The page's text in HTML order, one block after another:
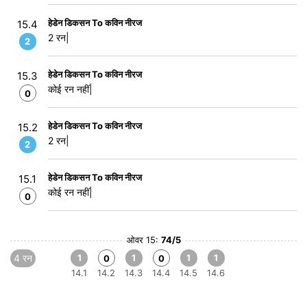
15.4
2
हेडेन डिकसन To कविन नीरज
2 रन|
15.3
0
हेडेन डिकसन To कविन नीरज
कोई रन नहीं|
15.2
2
हेडेन डिकसन To कविन नीरज
2 रन|
15.1
0
हेडेन डिकसन To कविन नीरज
कोई रन नहीं|
ओवर 15: 74/5
4 रन
1
14.1
0
14.2
1
14.3
0
14.4
1
14.5
1
14.6